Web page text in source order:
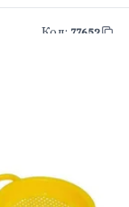
Код: 77652